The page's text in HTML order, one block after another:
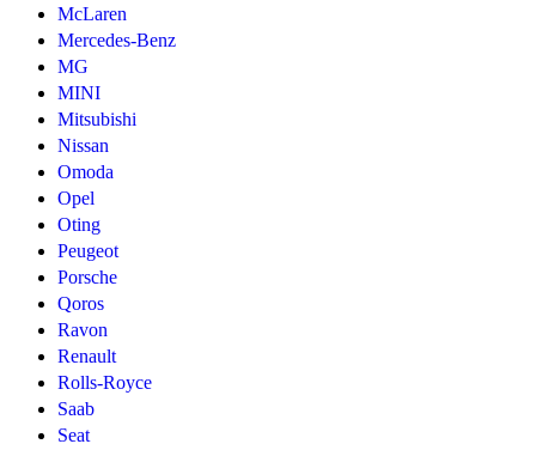
McLaren
Mercedes-Benz
MG
MINI
Mitsubishi
Nissan
Omoda
Opel
Oting
Peugeot
Porsche
Qoros
Ravon
Renault
Rolls-Royce
Saab
Seat